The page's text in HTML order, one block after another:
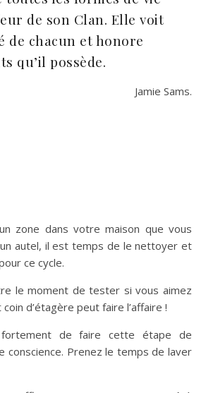
de son Clan. Elle voit
de chacun et honore
qu’il possède.
Jamie Sams.
zone dans votre maison que vous
autel, il est temps de le nettoyer et
ce cycle.
le moment de tester si vous aimez
d’étagère peut faire l’affaire !
fortement de faire cette étape de
conscience. Prenez le temps de laver